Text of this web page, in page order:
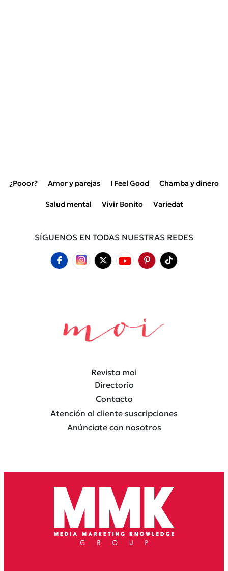
¿Pooor? Amor y parejas I Feel Good Chamba y dinero
Salud mental Vivir Bonito Variedat
SÍGUENOS EN TODAS NUESTRAS REDES
Revista moi
Directorio
Contacto
Atención al cliente suscripciones
Anúnciate con nosotros